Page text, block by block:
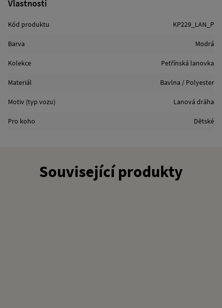
Vlastnosti
Kód produktu KP229_LAN_P
Barva Modrá
Kolekce Petřínská lanovka
Materiál Bavlna / Polyester
Motiv (typ vozu) Lanová dráha
Pro koho Dětské
Související produkty